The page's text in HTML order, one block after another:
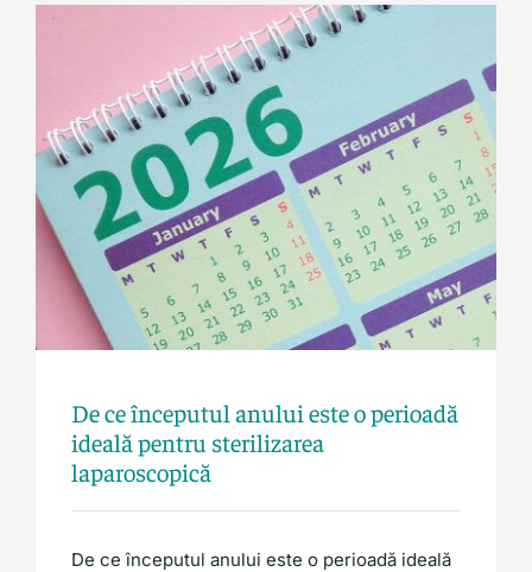
Laparoscopie
De ce începutul anului este o perioadă
ideală pentru sterilizarea
laparoscopică
De ce începutul anului este o perioadă ideală